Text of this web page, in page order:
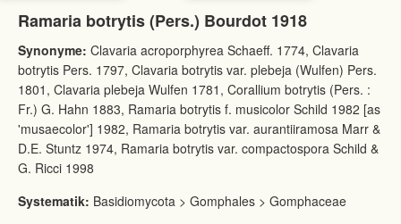
Ramaria botrytis (Pers.) Bourdot 1918
Synonyme: Clavaria acroporphyrea Schaeff. 1774, Clavaria
botrytis Pers. 1797, Clavaria botrytis var. plebeja (Wulfen) Pers.
1801, Clavaria plebeja Wulfen 1781, Corallium botrytis (Pers. :
Fr.) G. Hahn 1883, Ramaria botrytis f. musicolor Schild 1982 [as
'musaecolor'] 1982, Ramaria botrytis var. aurantiiramosa Marr &
D.E. Stuntz 1974, Ramaria botrytis var. compactospora Schild &
G. Ricci 1998
Systematik: Basidiomycota > Gomphales > Gomphaceae